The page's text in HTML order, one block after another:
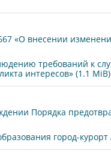
«О внесении
требований к
интересов» (1.1 MiB)
Порядка
город-курорт